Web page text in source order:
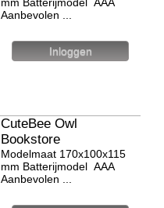
Aanbevolen ...
CuteBee Owl
Bookstore
Modelmaat 170х100х115
mm Batterijmodel ААА
Aanbevolen ...